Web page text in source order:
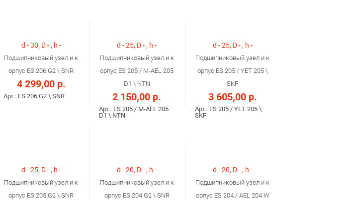
d - 30, D - , h -
Подшипниковый узел и к
орпус ES 206 G2 \ SNR
4 299,00 р.
Арт.: ES 206 G2 \ SNR
d - 25, D - , h -
Подшипниковый узел и к
орпус ES 205 / M-AEL 205
D1 \ NTN
2 150,00 р.
Арт.: ES 205 / M-AEL 205
D1 \ NTN
d - 25, D - , h -
Подшипниковый узел и к
орпус ES 205 / YET 205 \
SKF
3 605,00 р.
Арт.: ES 205 / YET 205 \
SKF
d - 25, D - , h -
Подшипниковый узел и к
орпус ES 205 G2 \ SNR
d - 20, D - , h -
Подшипниковый узел и к
орпус ES 204 G2 \ SNR
d - 20, D - , h -
Подшипниковый узел и к
орпус ES 204 / AEL 204 W